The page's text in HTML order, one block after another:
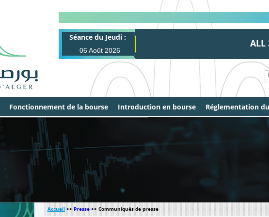
Séance du Jeudi :
06 Août 2026
ALL
Fonctionnement de la bourse Introduction en bourse Réglementation
Accueil>>Presse>> Communiqués de presse